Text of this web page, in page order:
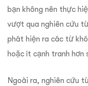
bạn không nên thực
vượt qua nghiên cứu
phát hiện ra các từ
hoặc ít cạnh tranh hơn
Ngoài ra, nghiên cứu